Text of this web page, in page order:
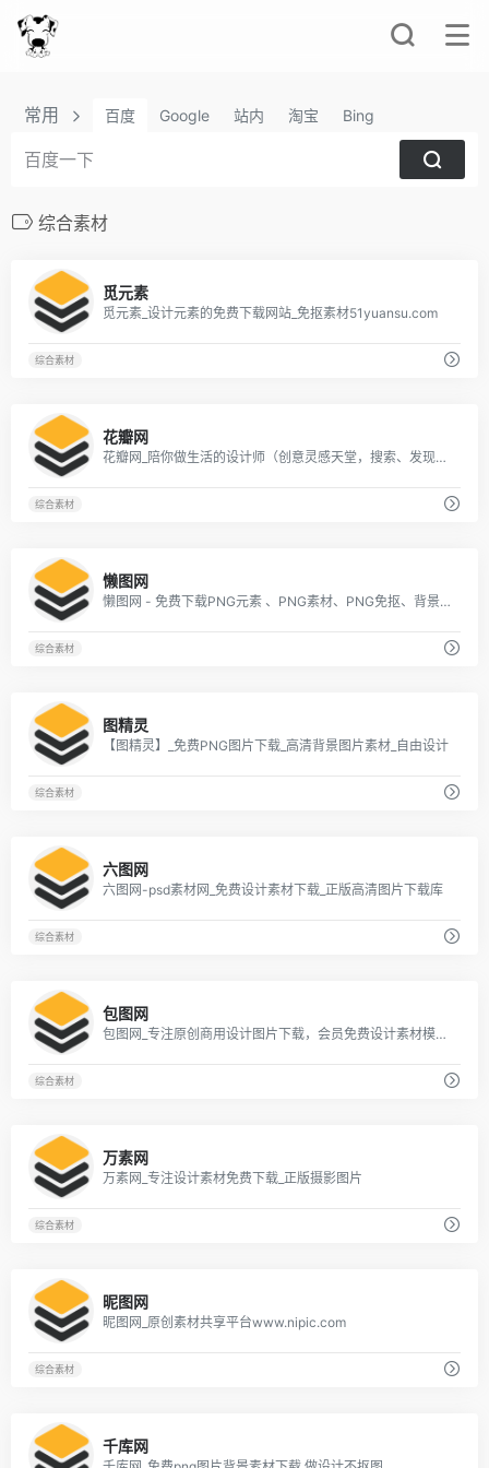
常用 百度 Google 站内 淘宝 Bing
综合素材
觅元素
觅元素_设计元素的免费下载网站_免抠素材51yuansu.com
综合素材
花瓣网
花瓣网_陪你做生活的设计师（创意灵感天堂，搜索、发现设计灵感、设计素材）
综合素材
懒图网
懒图网 - 免费下载PNG元素 、PNG素材、PNG免抠、背景素材、适量素材等精品设计素材
综合素材
图精灵
【图精灵】_免费PNG图片下载_高清背景图片素材_自由设计
综合素材
六图网
六图网-psd素材网_免费设计素材下载_正版高清图片下载库
综合素材
包图网
包图网_专注原创商用设计图片下载，会员免费设计素材模板独家图库
综合素材
万素网
万素网_专注设计素材免费下载_正版摄影图片
综合素材
昵图网
昵图网_原创素材共享平台www.nipic.com
综合素材
千库网